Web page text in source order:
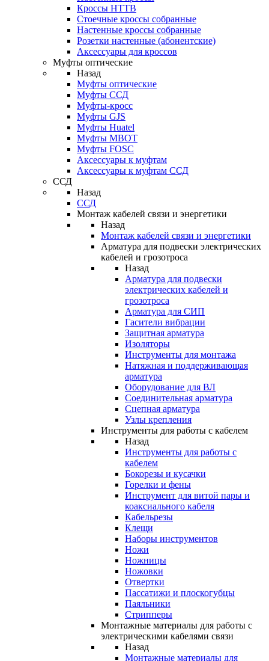
Кроссы HTTB
Стоечные кроссы собранные
Настенные кроссы собранные
Розетки настенные (абонентские)
Аксессуары для кроссов
Муфты оптические
Назад
Муфты оптические
Муфты ССД
Муфты-кросс
Муфты GJS
Муфты Huatel
Муфты МВОТ
Муфты FOSC
Аксессуары к муфтам
Аксессуары к муфтам ССД
ССД
Назад
ССД
Монтаж кабелей связи и энергетики
Назад
Монтаж кабелей связи и энергетики
Арматура для подвески электрических
кабелей и грозотроса
Назад
Арматура для подвески
электрических кабелей и
грозотроса
Арматура для СИП
Гасители вибрации
Защитная арматура
Изоляторы
Инструменты для монтажа
Натяжная и поддерживающая
арматура
Оборудование для ВЛ
Соединительная арматура
Сцепная арматура
Узлы крепления
Инструменты для работы с кабелем
Назад
Инструменты для работы с
кабелем
Бокорезы и кусачки
Горелки и фены
Инструмент для витой пары и
коаксиального кабеля
Кабельрезы
Клещи
Наборы инструментов
Ножи
Ножницы
Ножовки
Отвертки
Пассатижи и плоскогубцы
Паяльники
Стрипперы
Монтажные материалы для работы с
электрическими кабелями связи
Назад
Монтажные материалы для